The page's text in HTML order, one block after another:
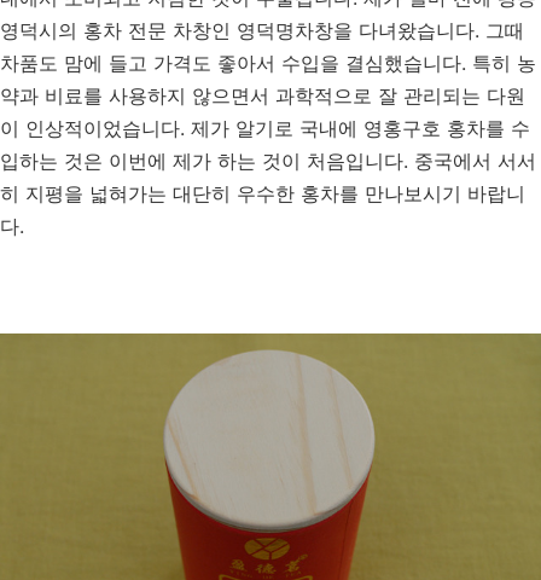
영덕시의 홍차 전문 차창인 영덕명차창을 다녀왔습니다. 그때
차품도 맘에 들고 가격도 좋아서 수입을 결심했습니다. 특히 농
약과 비료를 사용하지 않으면서 과학적으로 잘 관리되는 다원
이 인상적이었습니다. 제가 알기로 국내에 영홍구호 홍차를 수
입하는 것은 이번에 제가 하는 것이 처음입니다. 중국에서 서서
히 지평을 넓혀가는 대단히 우수한 홍차를 만나보시기 바랍니
다.